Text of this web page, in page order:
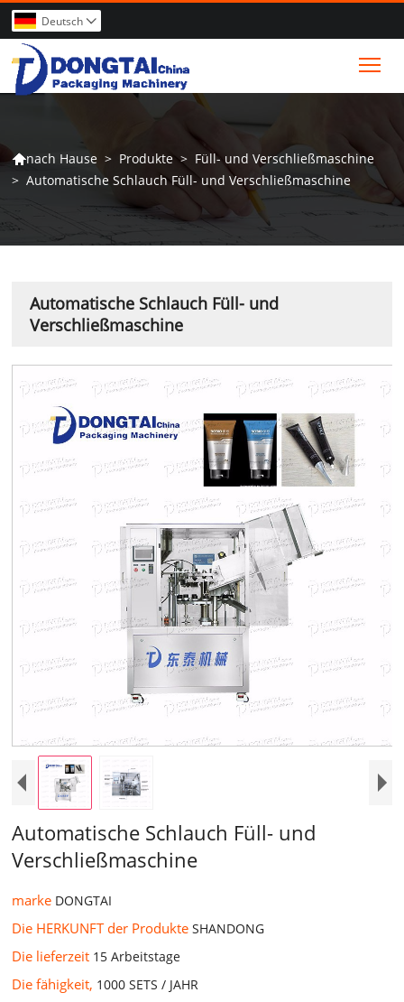
Deutsch 
nach Hause > Produkte > Füll- und Verschließmaschine
> Automatische Schlauch Füll- und Verschließmaschine
Automatische Schlauch Füll- und
Verschließmaschine
Automatische Schlauch Füll- und
Verschließmaschine
marke DONGTAI
Die HERKUNFT der ProdukteSHANDONG
Die lieferzeit 15 Arbeitstage
Die fähigkeit, 1000 SETS / JAHR